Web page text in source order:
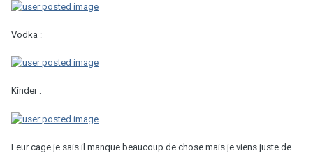
Vodka :
Kinder :
Leur cage je sais il manque beaucoup de chose mais je viens juste de